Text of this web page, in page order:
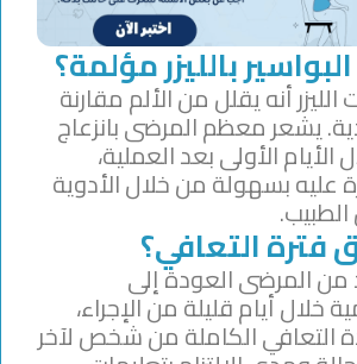
بالليزر مؤلمة؟
أنه يقلل من الألم مقارنة
يشعر معظم المرضى بانزعاج
الأولى بعد العملية،
عليه بسهولة من خلال الأدوية
التعافي؟
من المرضى العودة إلى
خلال أيام قليلة من الإجراء،
التعافي الكاملة من شخص لآخر